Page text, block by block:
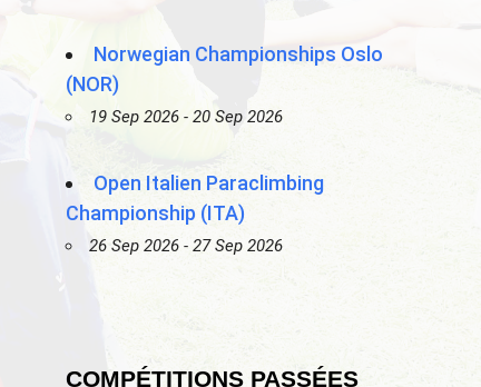
Norwegian Championships Oslo
(NOR)
19 Sep 2026 - 20 Sep 2026
Open Italien Paraclimbing
Championship (ITA)
26 Sep 2026 - 27 Sep 2026
COMPÉTITIONS PASSÉES